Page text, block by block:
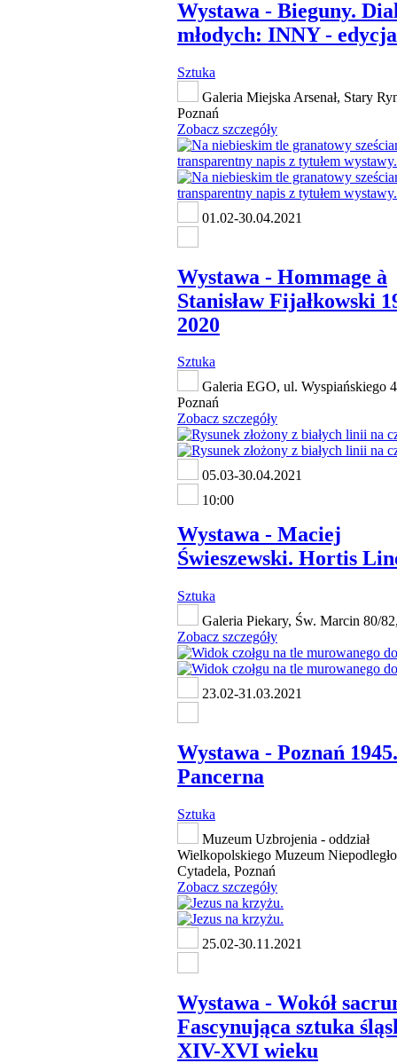
Wystawa - Bieguny.
młodych: INNY -
Sztuka
Galeria Miejska Arsenał, Stary
Poznań
Zobacz szczegóły
01.02-30.04.2021
Wystawa - Hommage à
Stanisław Fijałkowski
2020
Sztuka
Galeria EGO, ul. Wyspiańskiego
Poznań
Zobacz szczegóły
05.03-30.04.2021
10:00
Wystawa - Maciej
Świeszewski. Hortis
Sztuka
Galeria Piekary, Św. Marcin 80/
Zobacz szczegóły
23.02-31.03.2021
Wystawa - Poznań
Pancerna
Sztuka
Muzeum Uzbrojenia - oddział
Wielkopolskiego Muzeum
Cytadela, Poznań
Zobacz szczegóły
25.02-30.11.2021
Wystawa - Wokół
Fascynująca sztuka
XIV-XVI wieku